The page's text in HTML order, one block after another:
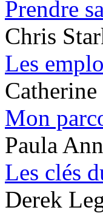
Prendre
Chris
Les
Mon
Paula
Les clés
Derek